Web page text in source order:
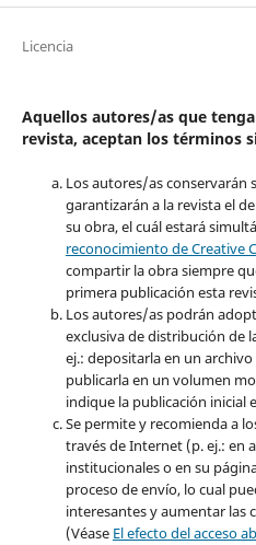
Licencia
Aquellos autores/as que
revista, aceptan los términos
Los autores/as conservarán
garantizarán a la revista el
su obra, el cuál estará
reconocimiento de Creative
compartir la obra siempre
primera publicación esta
Los autores/as podrán
exclusiva de distribución de
ej.: depositarla en un
publicarla en un volumen
indique la publicación inicial
Se permite y recomienda a
través de Internet (p. ej.: en
institucionales o en su
proceso de envío, lo cual
interesantes y aumentar las
(Véase El efecto del acceso